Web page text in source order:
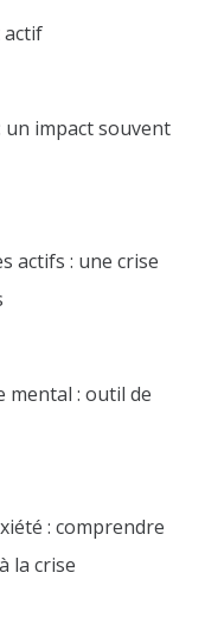
actif
impact souvent
actifs : une crise
mental : outil de
: comprendre
la crise